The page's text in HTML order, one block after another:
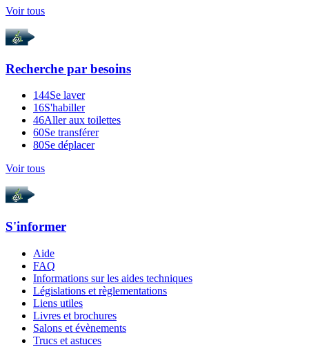
Voir tous
Recherche par besoins
144Se laver
16S'habiller
46Aller aux toilettes
60Se transférer
80Se déplacer
Voir tous
S'informer
Aide
FAQ
Informations sur les aides techniques
Législations et règlementations
Liens utiles
Livres et brochures
Salons et évènements
Trucs et astuces